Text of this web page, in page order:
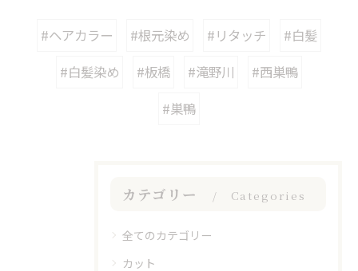
#ヘアカラー #根元染め #リタッチ
#白髪
#白髪染め
#板橋 #滝野川
#西巣鴨
#巣鴨
カテゴリー Categories
全てのカテゴリー
カット